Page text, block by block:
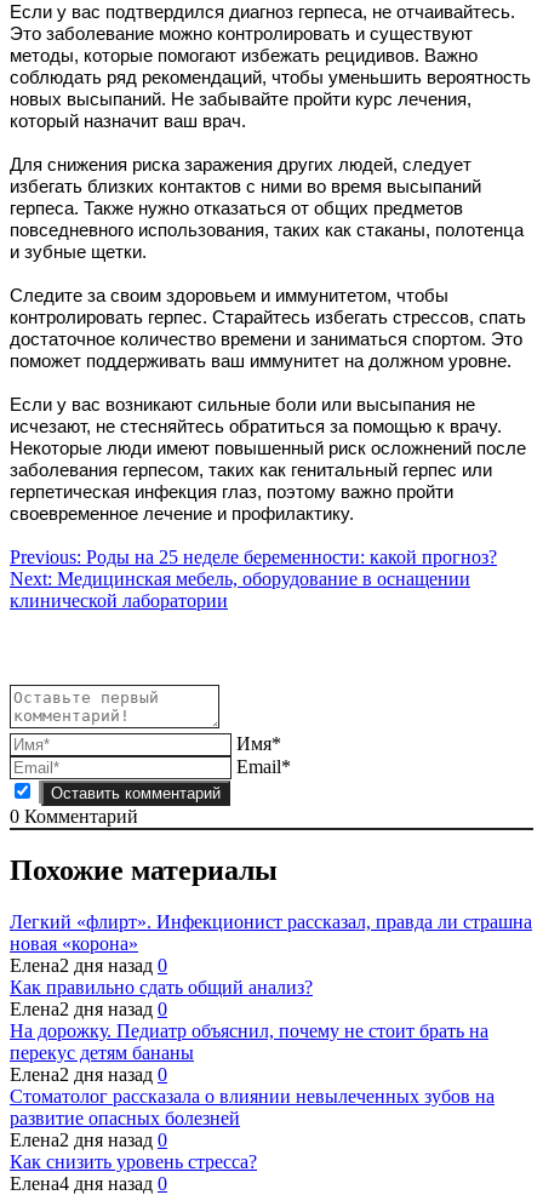
Если у вас подтвердился диагноз герпеса, не отчаивайтесь.
Это заболевание можно контролировать и существуют
методы, которые помогают избежать рецидивов. Важно
соблюдать ряд рекомендаций, чтобы уменьшить вероятность
новых высыпаний. Не забывайте пройти курс лечения,
который назначит ваш врач.
Для снижения риска заражения других людей, следует
избегать близких контактов с ними во время высыпаний
герпеса. Также нужно отказаться от общих предметов
повседневного использования, таких как стаканы, полотенца
и зубные щетки.
Следите за своим здоровьем и иммунитетом, чтобы
контролировать герпес. Старайтесь избегать стрессов, спать
достаточное количество времени и заниматься спортом. Это
поможет поддерживать ваш иммунитет на должном уровне.
Если у вас возникают сильные боли или высыпания не
исчезают, не стесняйтесь обратиться за помощью к врачу.
Некоторые люди имеют повышенный риск осложнений после
заболевания герпесом, таких как генитальный герпес или
герпетическая инфекция глаз, поэтому важно пройти
своевременное лечение и профилактику.
Навигация
по
Previous: Роды на 25 неделе беременности: какой прогноз?
Next: Медицинская мебель, оборудование в оснащении
клинической лаборатории
Имя*
Email*
0 Комментарий
Похожие материалы
Легкий «флирт». Инфекционист рассказал, правда ли страшна
новая «корона»
Елена2 дня назад 0
Как правильно сдать общий анализ?
Елена2 дня назад 0
На дорожку. Педиатр объяснил, почему не стоит брать на
перекус детям бананы
Елена2 дня назад 0
Стоматолог рассказала о влиянии невылеченных зубов на
развитие опасных болезней
Елена2 дня назад 0
Как снизить уровень стресса?
Елена4 дня назад 0